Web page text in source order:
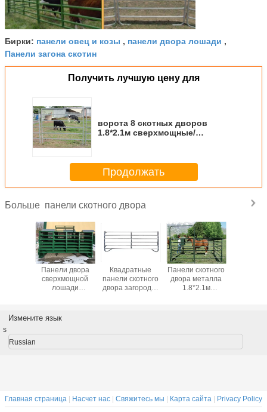
Бирки: панели овец и козы , панели двора лошади ,
Панели загона скотин
Получить лучшую цену для
ворота 8 скотных дворов
1.8*2.1м сверхмощные/
Продолжать
Больше панели скотного двора
хранят
Панели двора
сверхмощной
лошади
Квадратные
панели скотного
двора загородки
Панели скотного
двора металла
1.8*2.1м
Измените язык
s
Russian
Главная страница Насчет нас Свяжитесь мы Карта сайта
Privacy Policy